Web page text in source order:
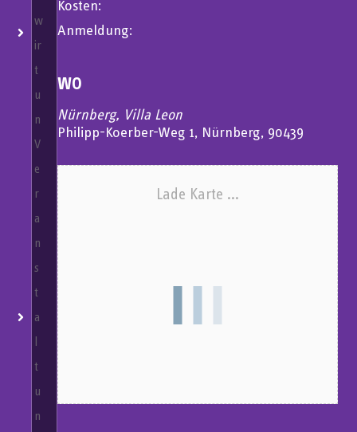
w
ir
t
u
n
V
e
r
a
n
s
t
a
l
t
u
n
Kosten:
Anmeldung:
WO
Nürnberg, Villa Leon
Philipp-Koerber-Weg 1, Nürnberg, 90439
Lade Karte ...